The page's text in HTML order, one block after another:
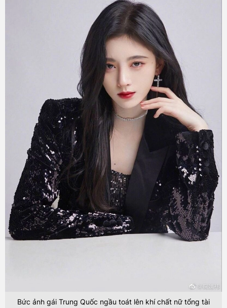
Bức ảnh gái Trung Quốc ngầu toát lên khí chất nữ tổng tài